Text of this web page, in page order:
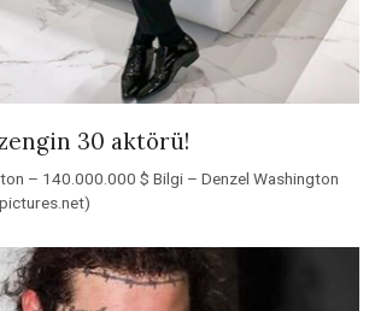
30 aktörü!
– 140.000.000 $ Bilgi – Denzel Washington